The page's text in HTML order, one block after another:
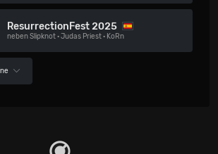
ResurrectionFest 2025
nebenSlipknot·Judas Priest· KoRn